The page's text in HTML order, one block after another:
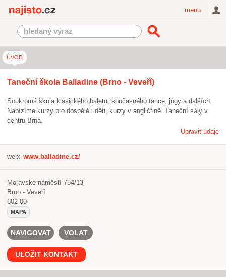
menu
ÚVOD
Taneční škola Balladine (Brno - Veveří)
Soukromá škola klasického baletu, současného tance, jógy a dalších.
Nabízíme kurzy pro dospělé i děti, kurzy v angličtině. Taneční sály v
centru Brna.
Upravit údaje
web: www.balladine.cz/
Moravské náměstí 754/13
Brno - Veveří
602 00
MAPA
NAVIGOVAT VOLAT
ULOŽIT KONTAKT